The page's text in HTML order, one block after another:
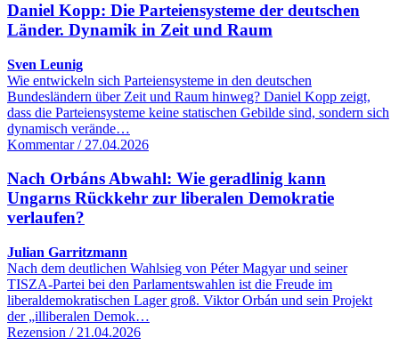
Daniel Kopp: Die Parteiensysteme der deutschen
Länder. Dynamik in Zeit und Raum
Sven Leunig
Wie entwickeln sich Parteiensysteme in den deutschen
Bundesländern über Zeit und Raum hinweg? Daniel Kopp zeigt,
dass die Parteiensysteme keine statischen Gebilde sind, sondern sich
dynamisch verände…
Kommentar / 27.04.2026
Nach Orbáns Abwahl: Wie geradlinig kann
Ungarns Rückkehr zur liberalen Demokratie
verlaufen?
Julian Garritzmann
Nach dem deutlichen Wahlsieg von Péter Magyar und seiner
TISZA-Partei bei den Parlamentswahlen ist die Freude im
liberaldemokratischen Lager groß. Viktor Orbán und sein Projekt
der „illiberalen Demok…
Rezension / 21.04.2026